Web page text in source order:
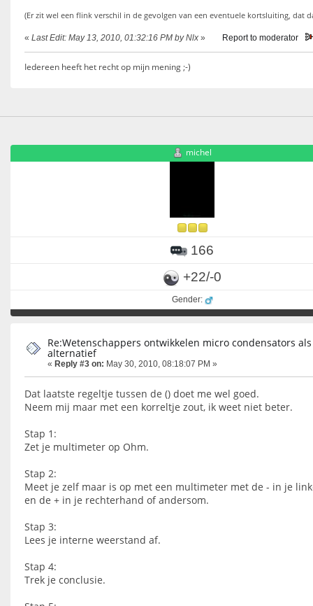
(Er zit wel een flink verschil in de gevolgen van een eventuele kortsluiting, dat
« Last Edit: May 13, 2010, 01:32:16 PM by Nlx » Report to moderator
Iedereen heeft het recht op mijn mening ;-)
michel
166
+22/-0
Gender:
Re:Wetenschappers ontwikkelen micro condensators
alternatief
« Reply #3 on: May 30, 2010, 08:18:07 PM »
Dat laatste regeltje tussen de () doet me wel goed.
Neem mij maar met een korreltje zout, ik weet niet beter.
Stap 1:
Zet je multimeter op Ohm.
Stap 2:
Meet je zelf maar is op met een multimeter met de - in je
en de + in je rechterhand of andersom.
Stap 3:
Lees je interne weerstand af.
Stap 4:
Trek je conclusie.